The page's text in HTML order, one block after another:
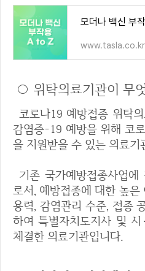
www.tasla.co.kr
○ 위탁의료기관이 무
코로나19 예방접종 위탁의료기관은 코로나바이러스
감염증-19 예방을 위해 코
을 지원받을 수 있는 의료기
기존 국가예방접종사업에 참여 중인 의료기관 등으
로서, 예방접종에 대한 높
용력, 감염관리 수준, 접종
하여 특별자치도지사 및
체결한 의료기관입니다.